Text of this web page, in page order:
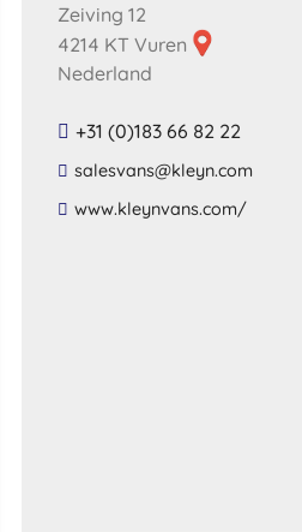
Zeiving 12
4214 KT Vuren
Nederland
+31 (0)183 66 82 22
​salesvans​@​kleyn​.​com​
​www​.​kleynvans​.​com​/